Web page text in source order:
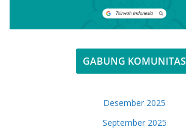
GABUNG KOMUNITAS
Desember 2025
September 2025